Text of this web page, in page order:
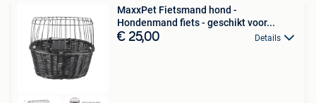
MaxxPet Fietsmand hond -
Hondenmand fiets - geschikt voor...
€ 25,00 Details